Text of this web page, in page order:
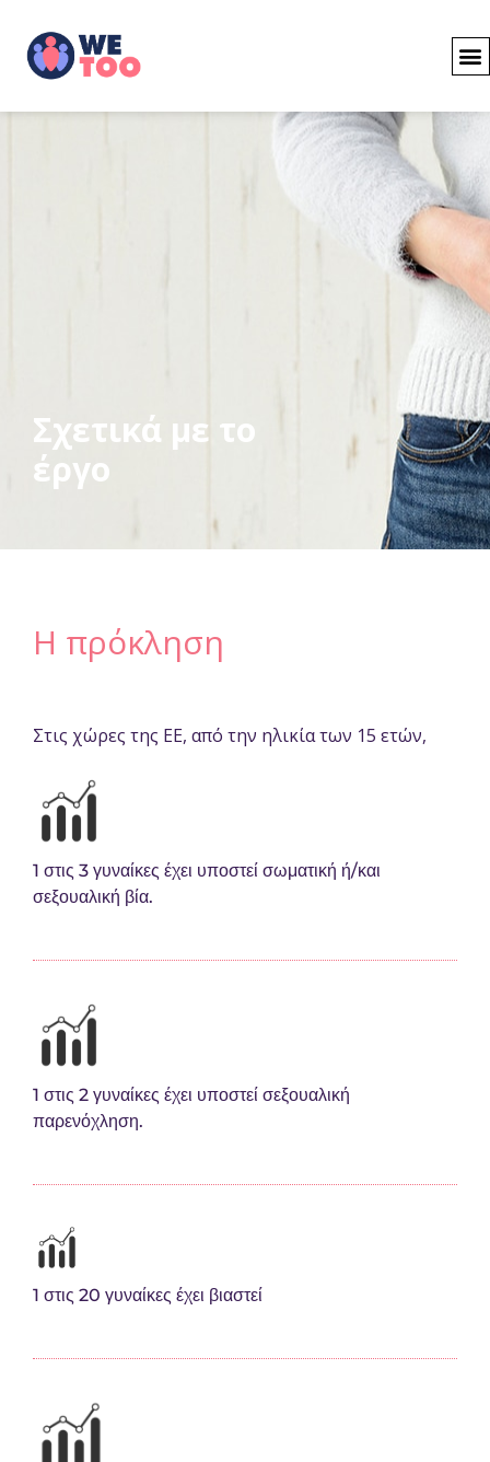
Σχετικά με το
έργο
Η πρόκληση
Στις χώρες της ΕΕ, από την ηλικία των 15 ετών,
1 στις 3 γυναίκες έχει υποστεί σωματική ή/και
σεξουαλική βία.
1 στις 2 γυναίκες έχει υποστεί σεξουαλική
παρενόχληση.
1 στις 20 γυναίκες έχει βιαστεί